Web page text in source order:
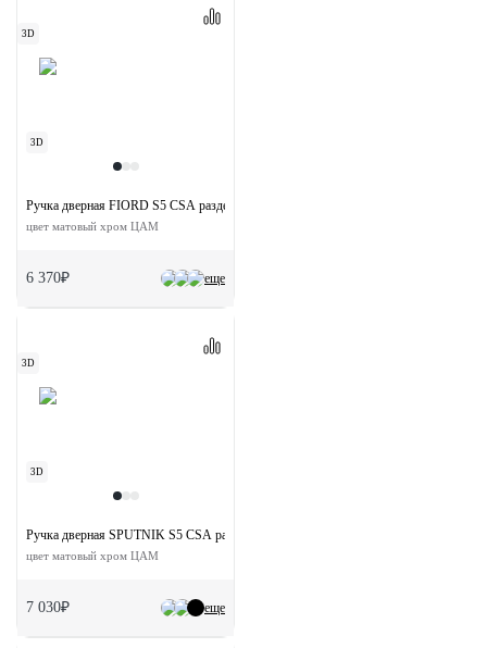
3D
3D
еще
Ручка дверная FIORD S5 CSA раздельная на квадратной розетке
цвет матовый хром ЦАМ
6 370₽
3D
3D
еще
Ручка дверная SPUTNIK S5 CSA раздельная на квадратной розетке
цвет матовый хром ЦАМ
7 030₽